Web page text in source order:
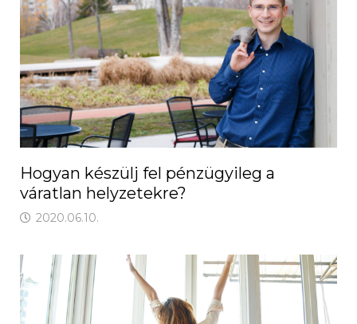
Hogyan készülj fel pénzügyileg a
váratlan helyzetekre?
2020.06.10.